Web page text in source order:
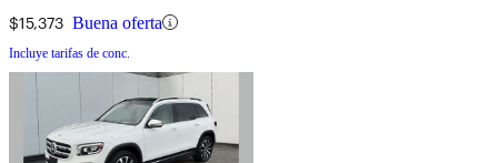
$15,373 Buena oferta
Incluye tarifas de conc.